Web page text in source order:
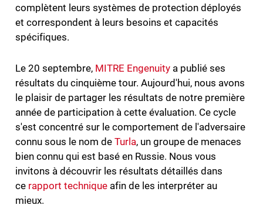
complètent leurs systèmes de protection déployés
et correspondent à leurs besoins et capacités
spécifiques.
Le 20 septembre, MITRE Engenuity a publié ses
résultats du cinquième tour. Aujourd'hui, nous avons
le plaisir de partager les résultats de notre première
année de participation à cette évaluation. Ce cycle
s'est concentré sur le comportement de l'adversaire
connu sous le nom de Turla, un groupe de menaces
bien connu qui est basé en Russie. Nous vous
invitons à découvrir les résultats détaillés dans
cerapport techniqueafin de les interpréter au
mieux.